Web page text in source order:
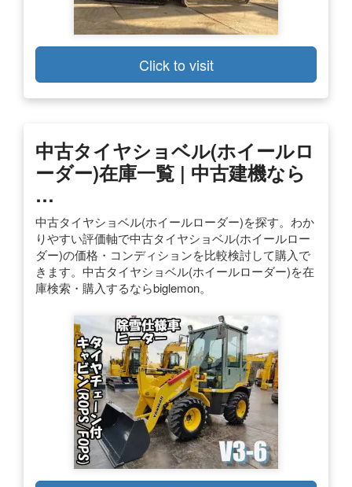
Click to visit
中古タイヤショベル(ホイールロ
ーダー)在庫一覧 | 中古建機なら
…
中古タイヤショベル(ホイールローダー)を探す。わか
りやすい評価軸で中古タイヤショベル(ホイールロー
ダー)の価格・コンディションを比較検討して購入で
きます。中古タイヤショベル(ホイールローダー)を在
庫検索・購入するならbiglemon。